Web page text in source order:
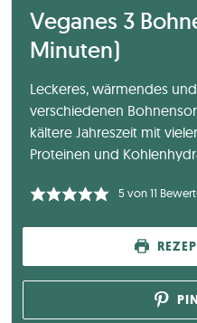
Veganes 3
Minuten)
Leckeres, wärmendes
verschiedenen
kältere Jahreszeit mit
Proteinen und
5von11